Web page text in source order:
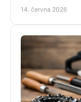
14. června 2026